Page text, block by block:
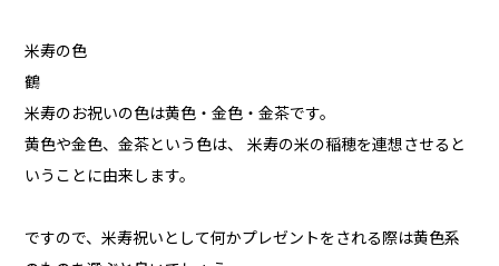
米寿の色
鶴
米寿のお祝いの色は黄色・金色・金茶です。
黄色や金色、金茶という色は、 米寿の米の稲穂を連想させると
いうことに由来します。
ですので、米寿祝いとして何かプレゼントをされる際は黄色系